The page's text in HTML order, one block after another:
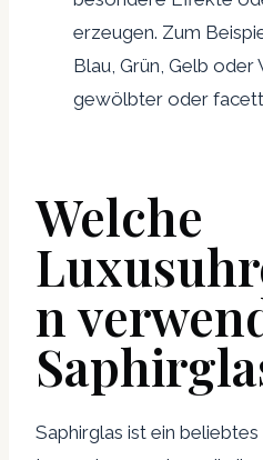
erzeugen. Zum
Blau, Grün, Gelb
gewölbter oder
Welche
n
Saphirglas ist ein